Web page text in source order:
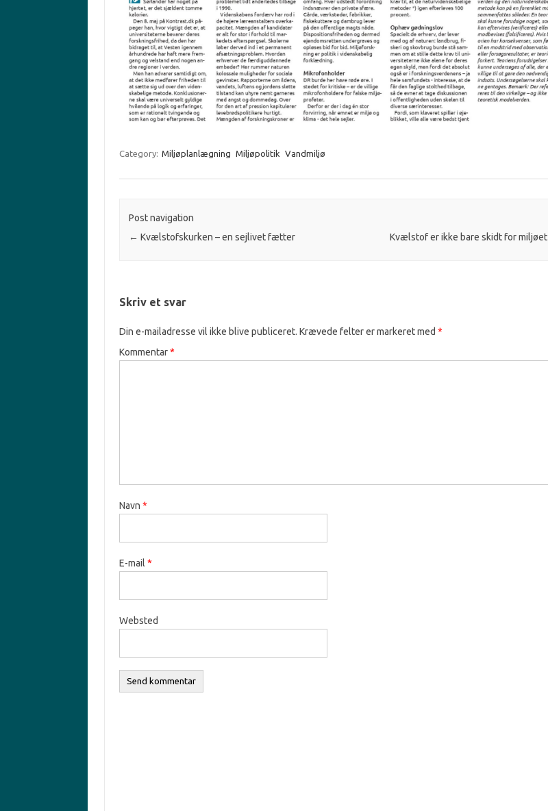
Category: Miljøplanlægning Miljøpolitik Vandmiljø
Post navigation
← Kvælstofskurken – en sejlivet fætter Kvælstof er ikke bare skidt for miljøet
Skriv et svar
Din e-mailadresse vil ikke blive publiceret. Krævede felter er markeret med *
Kommentar*
Navn *
E-mail *
Websted